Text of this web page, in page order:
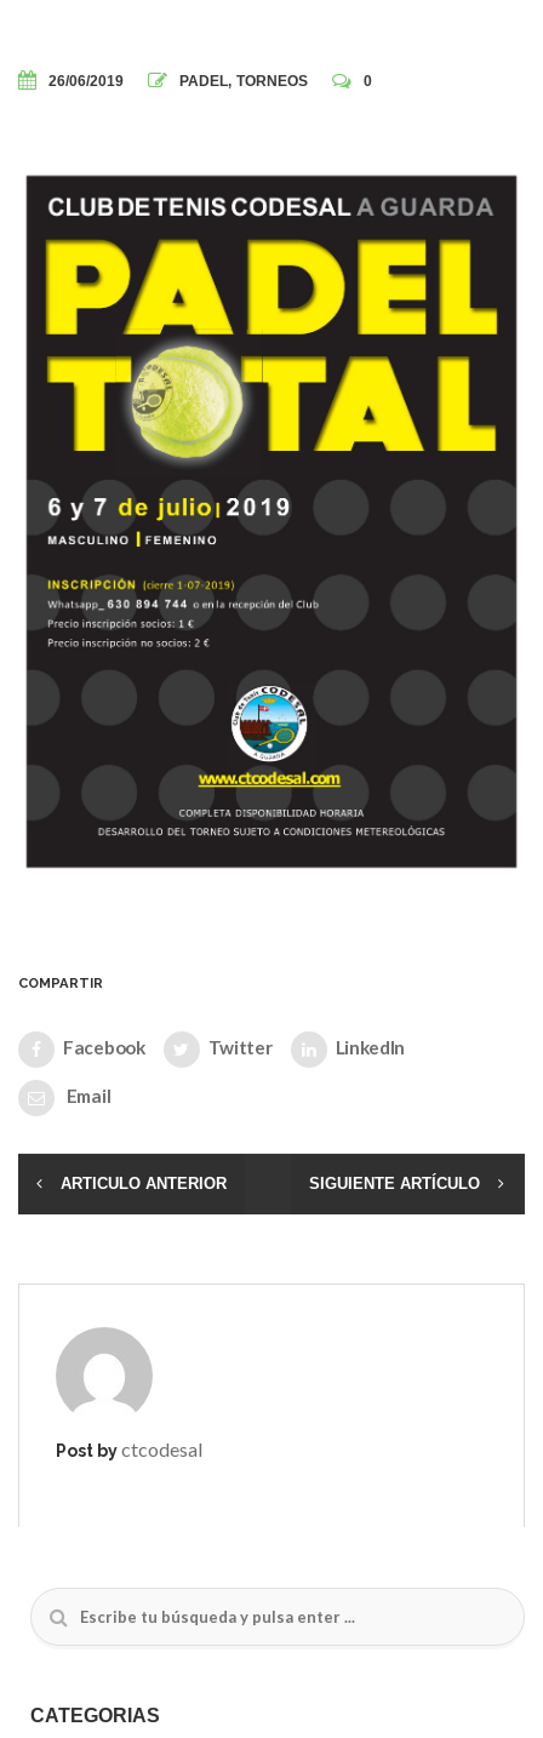
26/06/2019 PADEL, TORNEOS 0
COMPARTIR
Facebook Twitter LinkedIn
Email
ARTICULO ANTERIOR SIGUIENTE ARTÍCULO
Post byctcodesal
CATEGORÍAS